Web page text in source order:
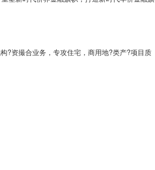
?资撮合业务，专攻住宅，商用地?类产?项目质